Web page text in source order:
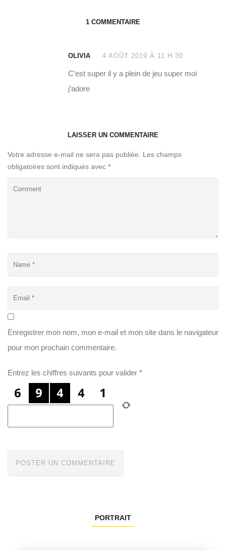
1 COMMENTAIRE
OLIVIA 4 AOÛT 2019 À 11 H 30
C’est super il y a plein de jeu super moi
j’adore
LAISSER UN COMMENTAIRE
Votre adresse e-mail ne sera pas publiée.
Les champs
obligatoires sont indiqués avec *
Enregistrer mon nom, mon e-mail et mon site dans le navigateur
pour mon prochain commentaire.
Entrez les chiffres suivants pour valider *
PORTRAIT